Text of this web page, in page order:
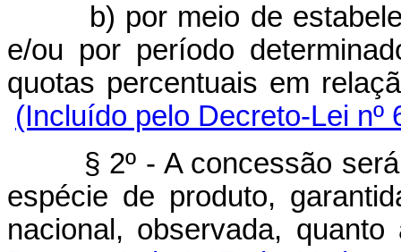
b) por meio de
e/ou por período
quotas percentuais em
(Incluído pelo Decreto-Lei nº
§ 2º - A concessão será
espécie de produto,
nacional, observada,